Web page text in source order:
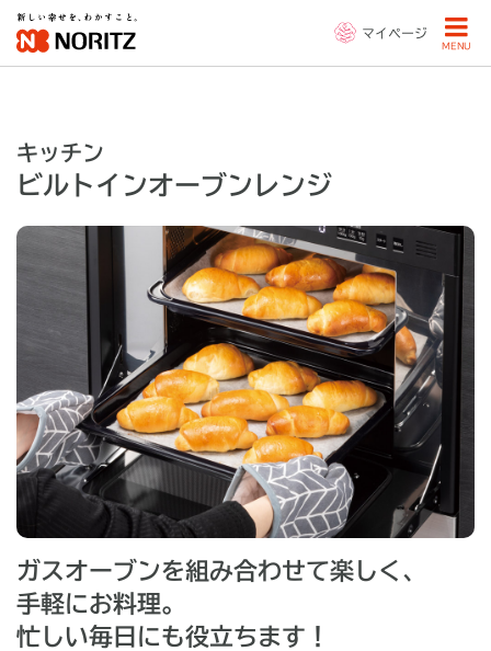
マイページ
MENU
キッチン
ビルトインオーブンレンジ
ガスオーブンを組み合わせて楽しく、
手軽にお料理。
忙しい毎日にも役立ちます！